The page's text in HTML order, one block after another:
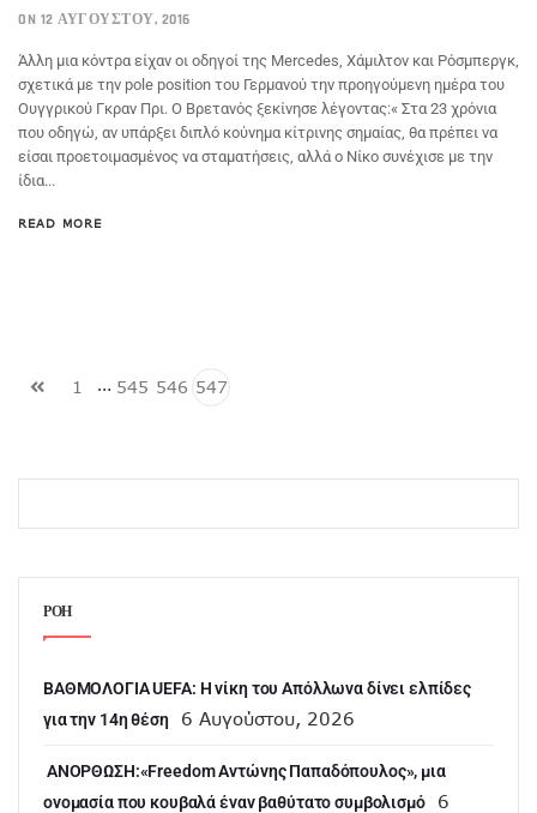
ON 12 ΑΥΓΟΎΣΤΟΥ, 2016
Άλλη μια κόντρα είχαν οι οδηγοί της Mercedes, Χάμιλτον και Ρόσμπεργκ,
σχετικά με την pole position του Γερμανού την προηγούμενη ημέρα του
Ουγγρικού Γκραν Πρι. Ο Βρετανός ξεκίνησε λέγοντας:« Στα 23 χρόνια
που οδηγώ, αν υπάρξει διπλό κούνημα κίτρινης σημαίας, θα πρέπει να
είσαι προετοιμασμένος να σταματήσεις, αλλά ο Νίκο συνέχισε με την
ίδια...
READ MORE
1 … 545 546 547
ΡΟΗ
ΒΑΘΜΟΛΟΓΙΑ UEFA: Η νίκη του Απόλλωνα δίνει ελπίδες
για την 14η θέση
6 Αυγούστου, 2026
ANOΡΘΩΣΗ:«Freedom Αντώνης Παπαδόπουλος», μια
ονομασία που κουβαλά έναν βαθύτατο συμβολισμό
6